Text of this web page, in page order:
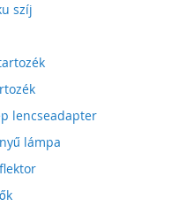
szíj
lencseadapter
lámpa